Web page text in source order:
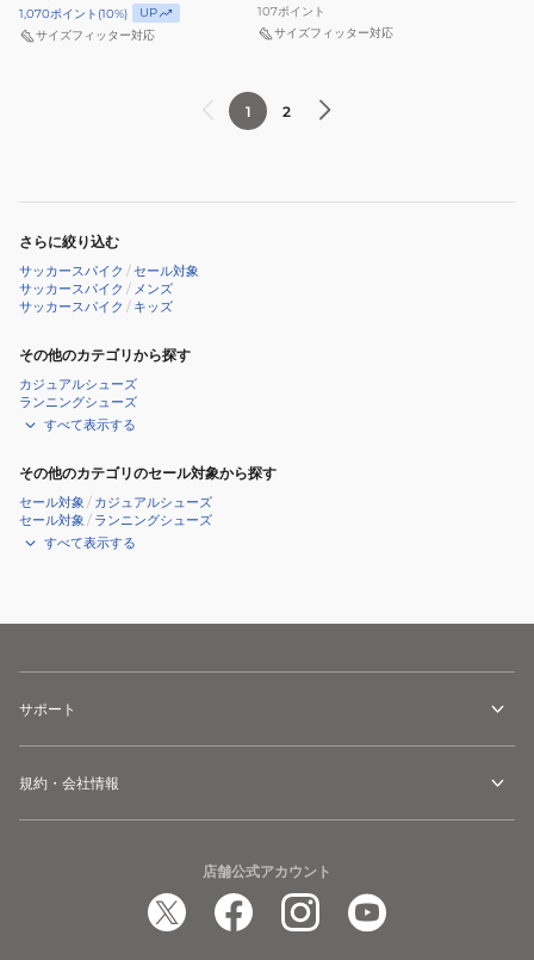
ス
ト
ー
HG
IB4485-
100
ー
1,070ポイント (10%)
UP
サイズフィッター対応
ー
IQ2403-
107ポイント
サイズフィッター対応
1 2
さらに絞り込む
サッカースパイク /セール対象
サッカースパイク / メンズ
サッカースパイク / キッズ
その他のカテゴリから探す
カジュアルシューズ
ランニングシューズ
すべて表示する
その他のカテゴリのセール対象から探す
セール対象 / カジュアルシューズ
セール対象 / ランニングシューズ
すべて表示する
サポート
規約・会社情報
店舗公式アカウント